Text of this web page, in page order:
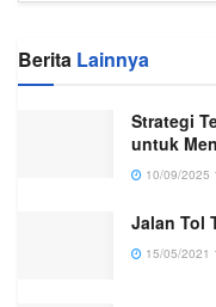
Berita Lainnya
Strategi
untuk
10/09/2025
Jalan Tol
15/05/2021